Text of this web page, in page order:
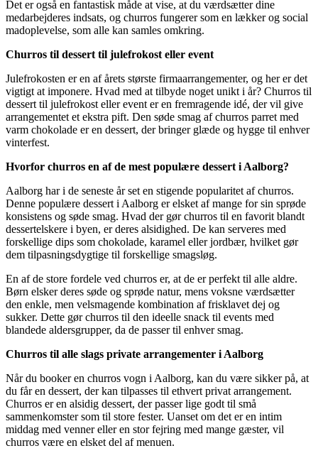
Det er også en fantastisk måde at vise, at du værdsætter dine
medarbejderes indsats, og churros fungerer som en lækker og social
madoplevelse, som alle kan samles omkring.
Churros til dessert til julefrokost eller event
Julefrokosten er en af årets største firmaarrangementer, og her er det
vigtigt at imponere. Hvad med at tilbyde noget unikt i år? Churros til
dessert til julefrokost eller event er en fremragende idé, der vil give
arrangementet et ekstra pift. Den søde smag af churros parret med
varm chokolade er en dessert, der bringer glæde og hygge til enhver
vinterfest.
Hvorfor churros en af de mest populære dessert i Aalborg?
Aalborg har i de seneste år set en stigende popularitet af churros.
Denne populære dessert i Aalborg er elsket af mange for sin sprøde
konsistens og søde smag. Hvad der gør churros til en favorit blandt
dessertelskere i byen, er deres alsidighed. De kan serveres med
forskellige dips som chokolade, karamel eller jordbær, hvilket gør
dem tilpasningsdygtige til forskellige smagsløg.
En af de store fordele ved churros er, at de er perfekt til alle aldre.
Børn elsker deres søde og sprøde natur, mens voksne værdsætter
den enkle, men velsmagende kombination af frisklavet dej og
sukker. Dette gør churros til den ideelle snack til events med
blandede aldersgrupper, da de passer til enhver smag.
Churros til alle slags private arrangementer i Aalborg
Når du booker en churros vogn i Aalborg, kan du være sikker på, at
du får en dessert, der kan tilpasses til ethvert privat arrangement.
Churros er en alsidig dessert, der passer lige godt til små
sammenkomster som til store fester. Uanset om det er en intim
middag med venner eller en stor fejring med mange gæster, vil
churros være en elsket del af menuen.